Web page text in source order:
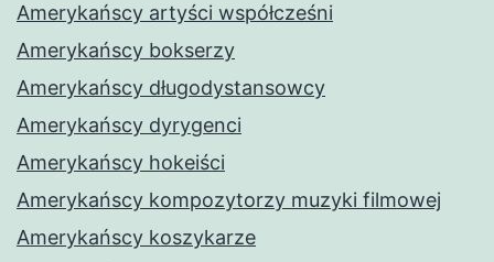
Amerykańscy artyści współcześni
Amerykańscy bokserzy
Amerykańscy długodystansowcy
Amerykańscy dyrygenci
Amerykańscy hokeiści
Amerykańscy kompozytorzy muzyki filmowej
Amerykańscy koszykarze